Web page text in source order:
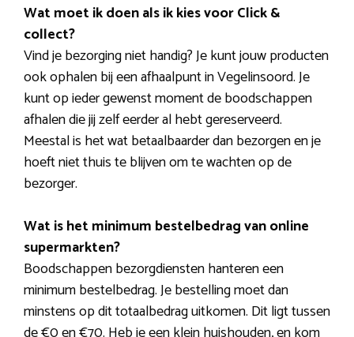
Wat moet ik doen als ik kies voor Click &
collect?
Vind je bezorging niet handig? Je kunt jouw producten
ook ophalen bij een afhaalpunt in Vegelinsoord. Je
kunt op ieder gewenst moment de boodschappen
afhalen die jij zelf eerder al hebt gereserveerd.
Meestal is het wat betaalbaarder dan bezorgen en je
hoeft niet thuis te blijven om te wachten op de
bezorger.
Wat is het minimum bestelbedrag van online
supermarkten?
Boodschappen bezorgdiensten hanteren een
minimum bestelbedrag. Je bestelling moet dan
minstens op dit totaalbedrag uitkomen. Dit ligt tussen